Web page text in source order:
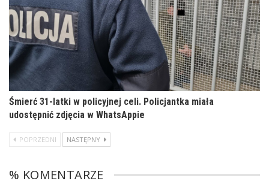
Śmierć 31-latki w policyjnej celi. Policjantka miała
udostępnić zdjęcia w WhatsAppie
POPRZEDNI NASTĘPNY
% KOMENTARZE